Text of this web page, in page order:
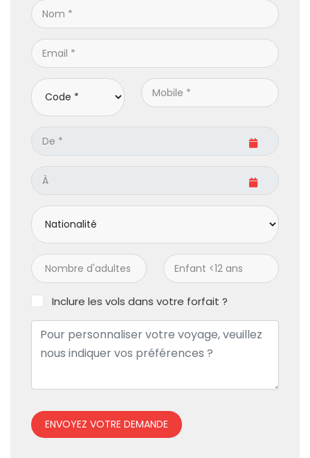
Inclure les vols dans votre forfait ?
ENVOYEZ VOTRE DEMANDE